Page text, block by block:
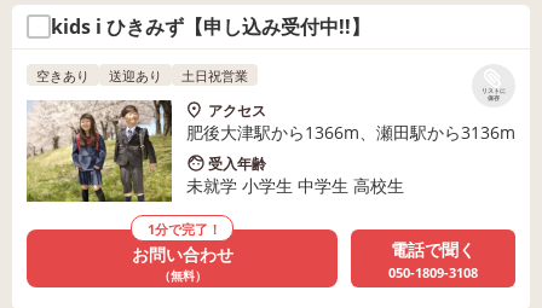
kids i ひきみず【申し込み受付中!!】
リストに
保存
空きあり 送迎あり 土日祝営業
アクセス
肥後大津駅から1366m、瀬田駅から3136m
受入年齢
未就学 小学生 中学生 高校生
1分で完了！
お問い合わせ
（無料）
電話で聞く
050-1809-3108